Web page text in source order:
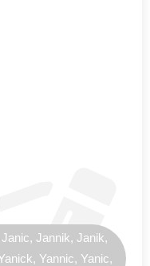
Jannik, Janik,
Yannic, Yanic,